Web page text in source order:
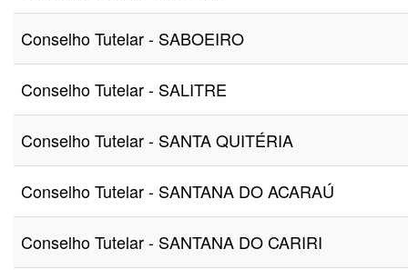
Conselho Tutelar - SABOEIRO
Conselho Tutelar - SALITRE
Conselho Tutelar - SANTA QUITÉRIA
Conselho Tutelar - SANTANA DO ACARAÚ
Conselho Tutelar - SANTANA DO CARIRI